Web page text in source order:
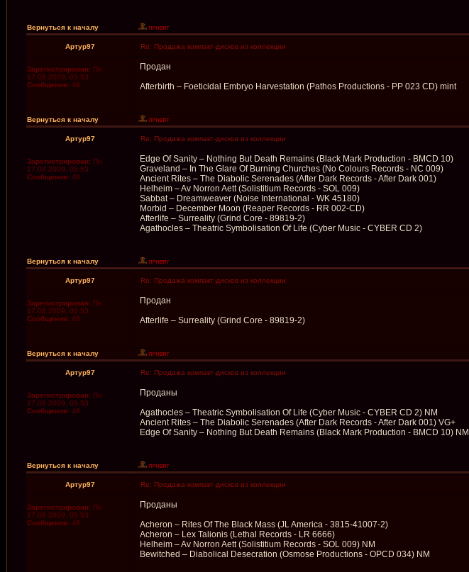
Вернуться к началу
Артур97 Re: Продажа компакт-дисков из коллекции
Зарегистрирован: Пн
17.08.2009, 05:53
Сообщения: 48
Продан
Afterbirth – Foeticidal Embryo Harvestation (Pathos Productions - PP 023 CD) mint
Вернуться к началу
Артур97 Re: Продажа компакт-дисков из коллекции
Зарегистрирован: Пн
17.08.2009, 05:53
Сообщения: 48
Edge Of Sanity – Nothing But Death Remains (Black Mark Production - BMCD 10)
Graveland – In The Glare Of Burning Churches (No Colours Records - NC 009)
Ancient Rites – The Diabolic Serenades (After Dark Records - After Dark 001)
Helheim – Av Norron Aett (Solistitium Records - SOL 009)
Sabbat – Dreamweaver (Noise International - WK 45180)
Morbid – December Moon (Reaper Records - RR 002-CD)
Afterlife – Surreality (Grind Core - 89819-2)
Agathocles – Theatric Symbolisation Of Life (Cyber Music - CYBER CD 2)
Вернуться к началу
Артур97 Re: Продажа компакт-дисков из коллекции
Зарегистрирован: Пн
17.08.2009, 05:53
Сообщения: 48
Продан
Afterlife – Surreality (Grind Core - 89819-2)
Вернуться к началу
Артур97 Re: Продажа компакт-дисков из коллекции
Зарегистрирован: Пн
17.08.2009, 05:53
Сообщения: 48
Проданы
Agathocles – Theatric Symbolisation Of Life (Cyber Music - CYBER CD 2) NM
Ancient Rites – The Diabolic Serenades (After Dark Records - After Dark 001) VG+
Edge Of Sanity – Nothing But Death Remains (Black Mark Production - BMCD 10) NM
Вернуться к началу
Артур97 Re: Продажа компакт-дисков из коллекции
Зарегистрирован: Пн
17.08.2009, 05:53
Сообщения: 48
Проданы
Acheron – Rites Of The Black Mass (JL America - 3815-41007-2)
Acheron – Lex Talionis (Lethal Records - LR 6666)
Helheim – Av Norron Aett (Solistitium Records - SOL 009) NM
Bewitched – Diabolical Desecration (Osmose Productions - OPCD 034) NM